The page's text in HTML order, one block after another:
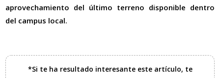
aprovechamiento del último terreno disponible dentro
del campus local.
*Si te ha resultado interesante este artículo, te